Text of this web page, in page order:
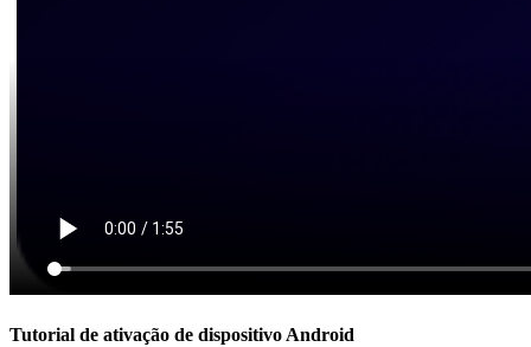
Tutorial de ativação de dispositivo Android